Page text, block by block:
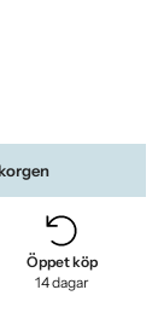
Öppet köp
14 dagar